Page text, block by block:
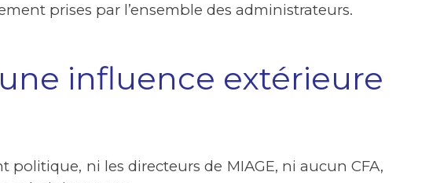
prises par l’ensemble des administrateurs.
influence extérieure
ni les directeurs de MIAGE, ni aucun CFA,